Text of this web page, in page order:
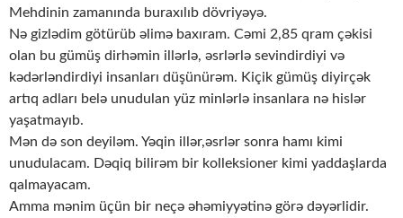
Mehdinin zamanında buraxılıb dövriyəyə.
Nə gizlədim götürüb əlimə baxıram. Cəmi 2,85 qram çəkisi
olan bu gümüş dirhəmin illərlə, əsrlərlə sevindirdiyi və
kədərləndirdiyi insanları düşünürəm. Kiçik gümüş diyirçək
artıq adları belə unudulan yüz minlərlə insanlara nə hislər
yaşatmayıb.
Mən də son deyiləm. Yəqin illər,əsrlər sonra hamı kimi
unudulacam. Dəqiq bilirəm bir kolleksioner kimi yaddaşlarda
qalmayacam.
Amma mənim üçün bir neçə əhəmiyyətinə görə dəyərlidir.